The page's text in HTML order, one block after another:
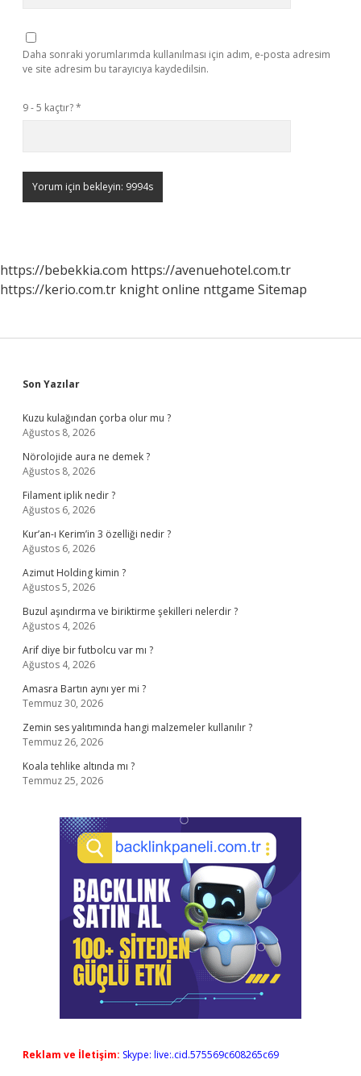
Daha sonraki yorumlarımda kullanılması için adım, e-posta adresim
ve site adresim bu tarayıcıya kaydedilsin.
9 - 5 kaçtır?*
https://bebekkia.com https://avenuehotel.com.tr
https://kerio.com.tr knight online nttgame Sitemap
Sidebar
Son Yazılar
Kuzu kulağından çorba olur mu ?
Ağustos 8, 2026
Nörolojide aura ne demek ?
Ağustos 8, 2026
Filament iplik nedir ?
Ağustos 6, 2026
Kur’an-ı Kerim’in 3 özelliği nedir ?
Ağustos 6, 2026
Azimut Holding kimin ?
Ağustos 5, 2026
Buzul aşındırma ve biriktirme şekilleri nelerdir ?
Ağustos 4, 2026
Arif diye bir futbolcu var mı ?
Ağustos 4, 2026
Amasra Bartın aynı yer mi ?
Temmuz 30, 2026
Zemin ses yalıtımında hangi malzemeler kullanılır ?
Temmuz 26, 2026
Koala tehlike altında mı ?
Temmuz 25, 2026
Reklam ve İletişim: Skype: live:.cid.575569c608265c69